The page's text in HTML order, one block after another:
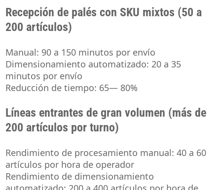
Recepción de palés con SKU mixtos (50 a
200 artículos)
Manual: 90 a 150 minutos por envío
Dimensionamiento automatizado: 20 a 35
minutos por envío
Reducción de tiempo: 65— 80%
Líneas entrantes de gran volumen (más de
200 artículos por turno)
Rendimiento de procesamiento manual: 40 a 60
artículos por hora de operador
Rendimiento de dimensionamiento